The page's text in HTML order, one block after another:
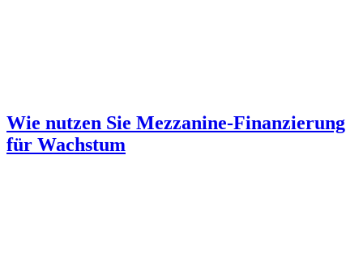
Wie nutzen Sie Mezzanine-Finanzierung
für Wachstum